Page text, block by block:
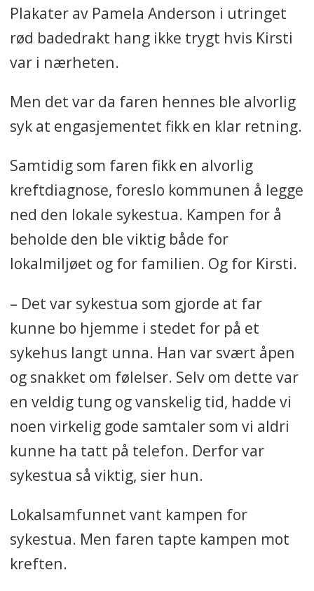
Plakater av Pamela Anderson i utringet
rød badedrakt hang ikke trygt hvis Kirsti
var i nærheten.
Men det var da faren hennes ble alvorlig
sykat engasjementet fikk en klar retning.
Samtidig som faren fikk en alvorlig
kreftdiagnose, foreslo kommunen å legge
ned den lokale sykestua. Kampen for å
beholde den ble viktig både for
lokalmiljøet og for familien. Og for Kirsti.
– Det var sykestua som gjorde at far
kunne bo hjemme i stedet for på et
sykehus langt unna. Han var svært åpen
og snakket om følelser. Selv om dette var
en veldig tung og vanskelig tid, hadde vi
noen virkelig gode samtaler som vi aldri
kunne ha tatt på telefon. Derfor var
sykestua så viktig, sier hun.
Lokalsamfunnet vant kampen for
sykestua. Men faren tapte kampen mot
kreften.